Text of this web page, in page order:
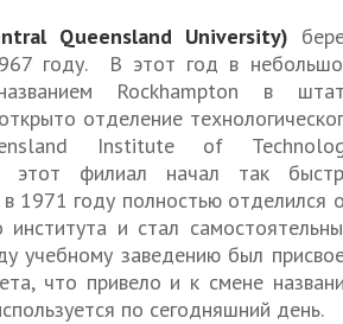
Queensland University)
году. В этот год в
Rockhampton в
отделение
Institute of
этот филиал начал так
в 1971 году полностью отделился
института и стал
учебному заведению был
что привело и к смене
по сегодняшний день.